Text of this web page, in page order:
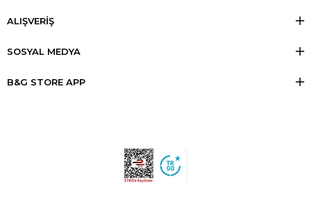
ALIŞVERİŞ
SOSYAL MEDYA
B&G STORE APP